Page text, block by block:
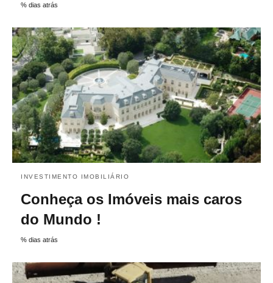
% dias atrás
INVESTIMENTO IMOBILIÁRIO
Conheça os Imóveis mais caros
do Mundo !
% dias atrás